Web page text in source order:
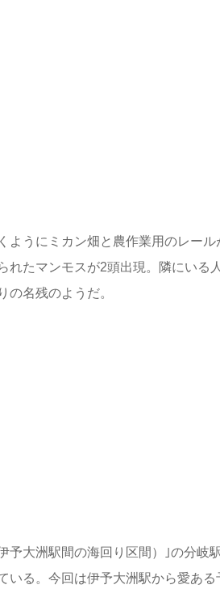
ようにミカン畑と農作業用のレール
れたマンモスが2頭出現。隣にいる
名残のようだ。
予大洲駅間の海回り区間）｣の分岐
いる。今回は伊予大洲駅から愛ある